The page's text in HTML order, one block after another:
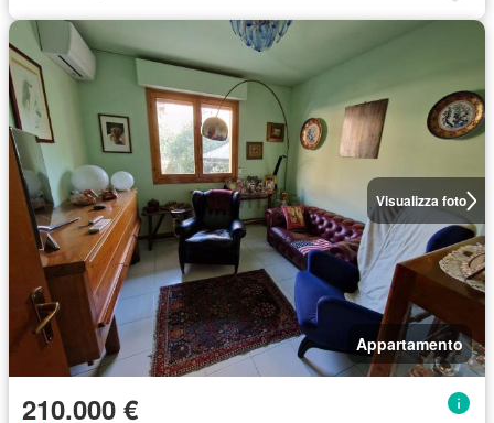
Visualizza foto
Appartamento
210.000 €